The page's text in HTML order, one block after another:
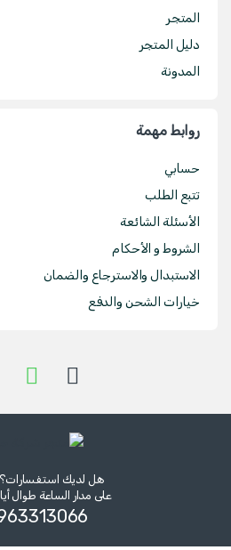
المتجر
دليل المتجر
المدونة
روابط مهمة
حسابي
تتبع الطلب
الأسئلة الشائعة
الشروط و الأحكام
الاستبدال والاسترجاع والضمان
خيارات الشحن والدفع
هل لديك استفسارات؟
على مدار الساعة طوال